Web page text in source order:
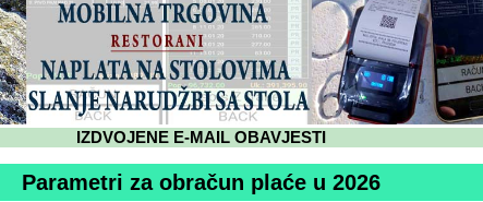
IZDVOJENE E-MAIL OBAVJESTI
Parametri za obračun plaće u 2026